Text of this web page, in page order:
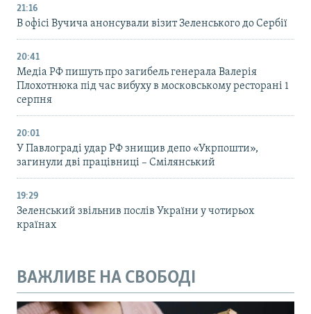
21:16
В офісі Вучича анонсували візит Зеленського до Сербії
20:41
Медіа РФ пишуть про загибель генерала Валерія
Плохотнюка під час вибуху в московському ресторані 1
серпня
20:01
У Павлограді удар РФ знищив депо «Укрпошти»,
загинули дві працівниці – Смілянський
19:29
Зеленський звільнив послів України у чотирьох
країнах
ВАЖЛИВЕ НА СВОБОДІ